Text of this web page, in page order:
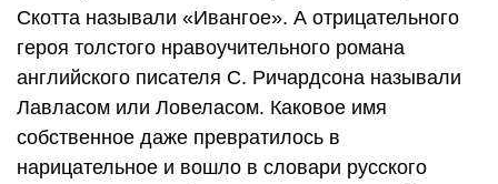
Скотта называли «Ивангое». А отрицательного
героя толстого нравоучительного романа
английского писателя С. Ричардсона называли
Лавласом или Ловеласом. Каковое имя
собственное даже превратилось в
нарицательное и вошло в словари русского